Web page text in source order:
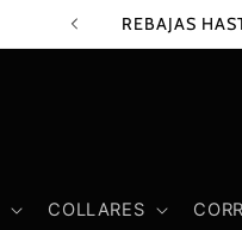
REBAJAS
COLLARES